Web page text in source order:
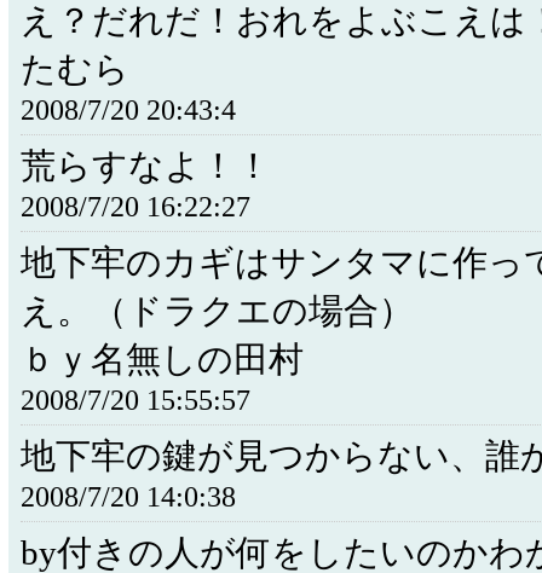
え？だれだ！おれをよぶこえ
たむら
2008/7/20 20:43:4
荒らすなよ！！
2008/7/20 16:22:27
地下牢のカギはサンタマに作っ
え。（ドラクエの場合）
ｂｙ名無しの田村
2008/7/20 15:55:57
地下牢の鍵が見つからない、誰
2008/7/20 14:0:38
by付きの人が何をしたいのかわ